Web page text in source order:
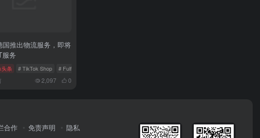
国推出物流服务，即将
服务
头条 # TikTok Shop # Fulfilled by TikTok
2,097 0
合作 免责声明
隐私